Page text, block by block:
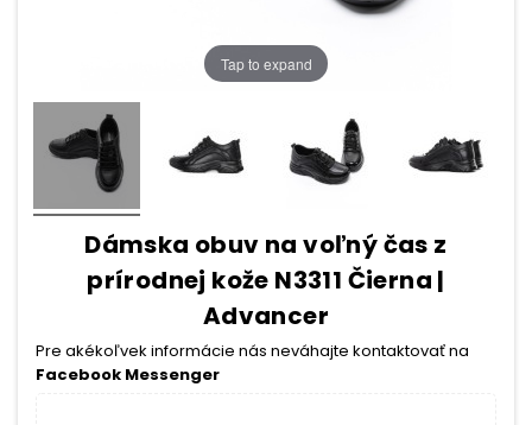
Tap to expand
Dámska obuv na voľný čas z
prírodnej kože N3311 Čierna |
Advancer
Pre akékoľvek informácie nás neváhajte kontaktovať na
Facebook Messenger